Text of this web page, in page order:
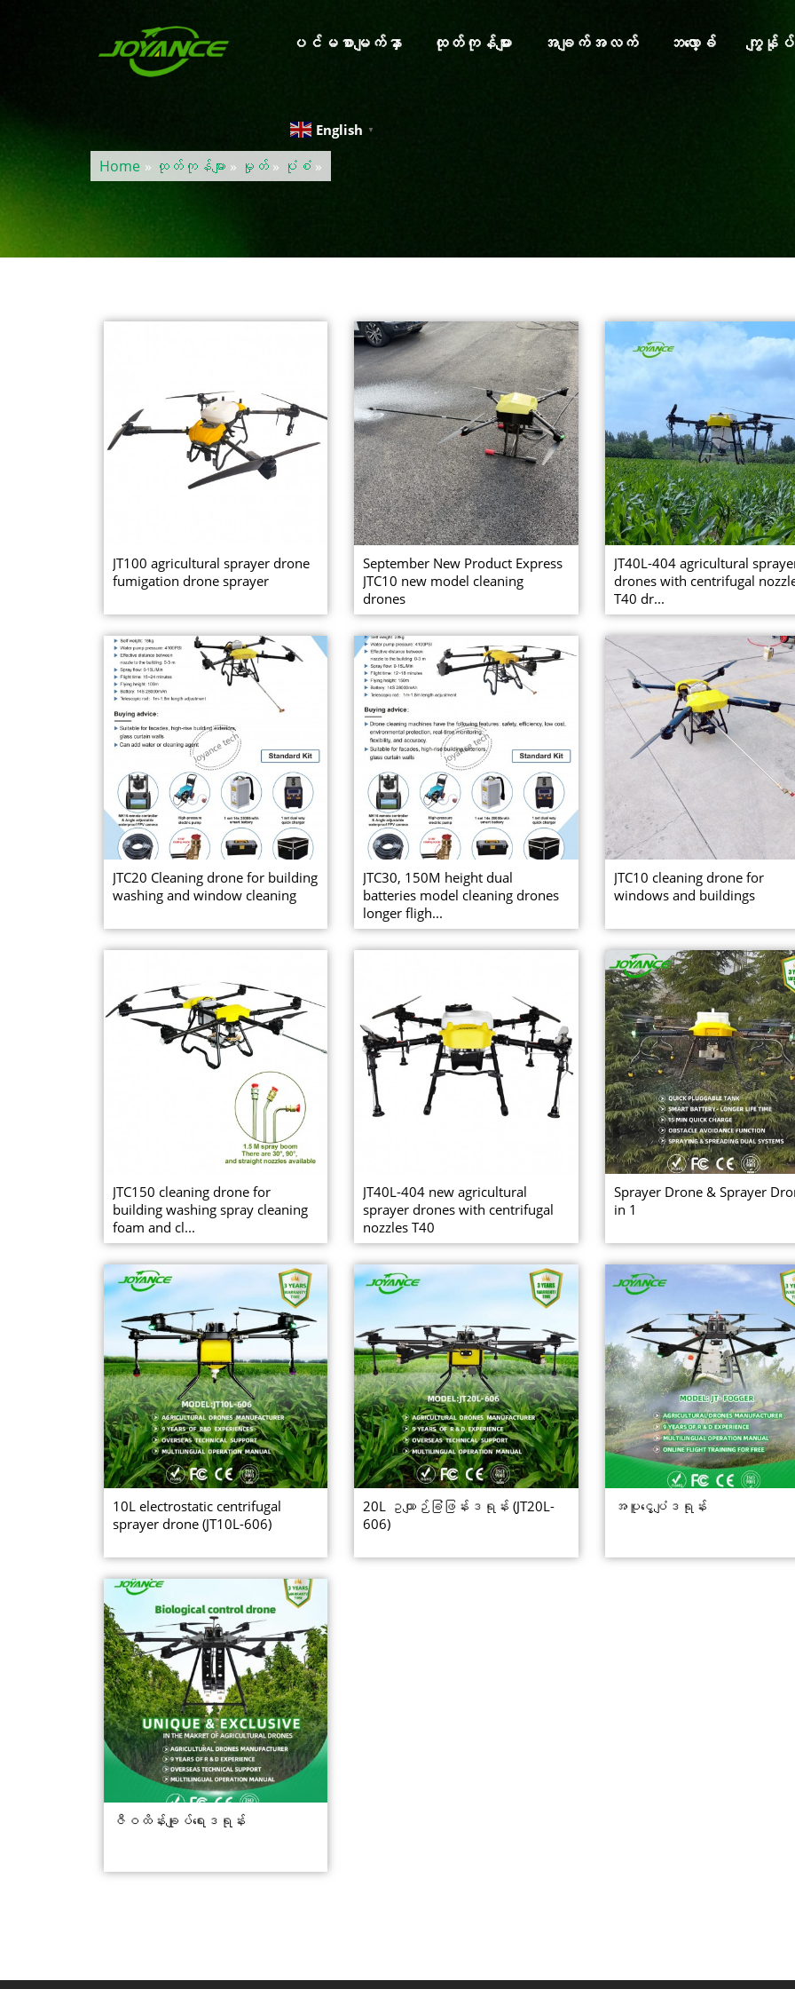
ပင်မစာမျက်နှာ ထုတ်ကုန်များ အချက်အလက် ဘ‌‌လော့ခ် ကျွန်ုပ်
English ▼
Home » ထုတ်ကုန်များ » မှုတ် » ပုံစံ »
JT100 agricultural sprayer drone
fumigation drone sprayer
September New Product Express
JTC10 new model cleaning
drones
JT40L-404 agricultural
drones with centrifugal
T40 dr...
JTC20 Cleaning drone for building
washing and window cleaning
JTC30, 150M height dual
batteries model cleaning drones
longer fligh...
JTC10 cleaning drone for
windows and buildings
JTC150 cleaning drone for
building washing spray cleaning
foam and cl...
JT40L-404 new agricultural
sprayer drones with centrifugal
nozzles T40
Sprayer Drone & Sprayer
in 1
10L electrostatic centrifugal
sprayer drone (JT10L-606)
20L ဥယျာဉ်ခြံဖြန်းဒရုန်း (JT20L-
606)
အပူငွေ့ပျံဒရုန်း
ဇီဝထိန်းချုပ်ရေးဒရုန်း